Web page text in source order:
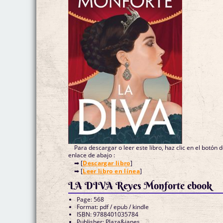
Para descargar o leer este libro, haz clic en el botón
enlace de abajo :
➡ [Descargar libro]
➡ [Leer libro en línea]
LA DIVA Reyes Monforte ebook
Page: 568
Format: pdf / epub / kindle
ISBN: 9788401035784